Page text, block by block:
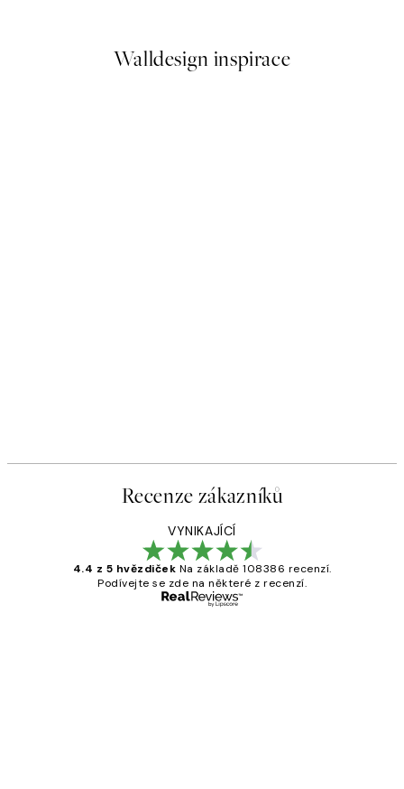
Walldesign inspirace
Recenze zákazníků
VYNIKAJÍCÍ
4.4 z 5 hvězdiček Na základě 108386 recenzí.
Podívejte se zde na některé z recenzí.